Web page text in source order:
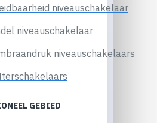
niveauschakelaar
niveauschakelaar
niveauschakelaars
GEBIED